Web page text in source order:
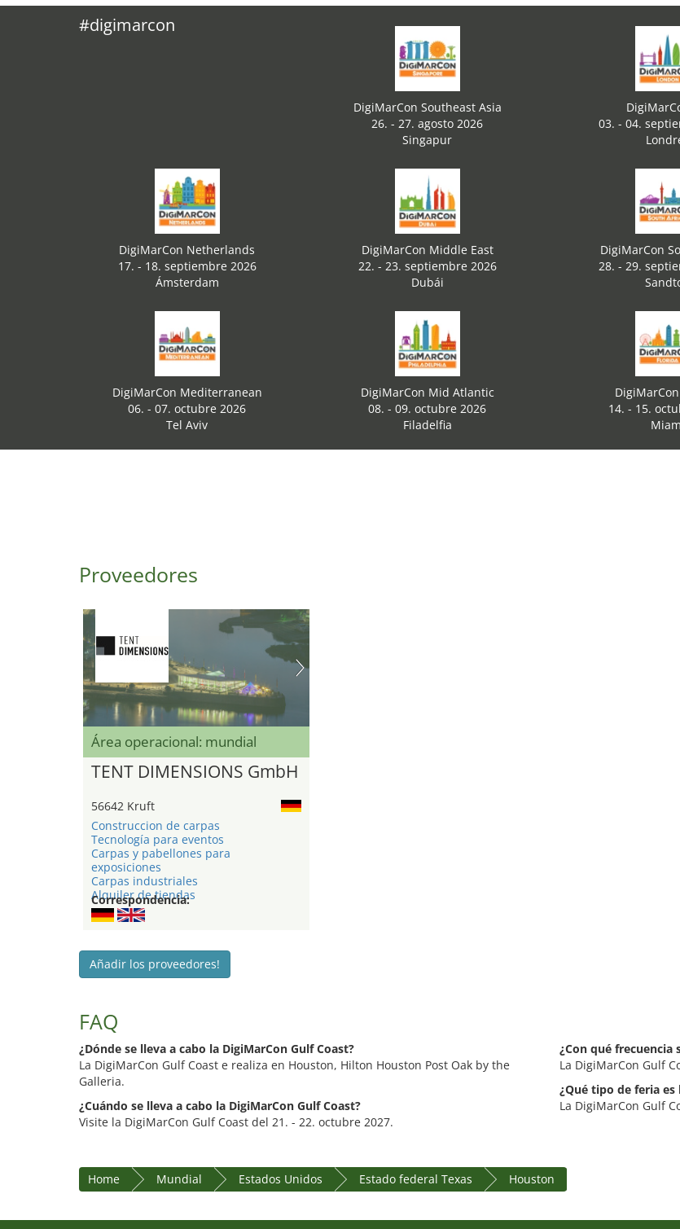
#digimarcon
DigiMarCon Southeast Asia
26. - 27. agosto 2026
Singapur
03. - 04.
DigiMarCon Netherlands
17. - 18. septiembre 2026
Ámsterdam
DigiMarCon Middle East
22. - 23. septiembre 2026
Dubái
DigiMarCon
28. - 29.
DigiMarCon Mediterranean
06. - 07. octubre 2026
Tel Aviv
DigiMarCon Mid Atlantic
08. - 09. octubre 2026
Filadelfia
14. - 15.
Proveedores
Área operacional: mundial
TENT DIMENSIONS GmbH
56642 Kruft
Construccion de carpas
Tecnología para eventos
Carpas y pabellones para
exposiciones
Carpas industriales
Alquiler de tiendas
Correspondencia:
Añadir los proveedores!
FAQ
¿Dónde se lleva a cabo la DigiMarCon Gulf Coast?
La DigiMarCon Gulf Coast e realiza en Houston, Hilton Houston Post Oak by the
Galleria.
¿Cuándo se lleva a cabo la DigiMarCon Gulf Coast?
Visite la DigiMarCon Gulf Coast del 21. - 22. octubre 2027.
¿Con qué frecuencia
La DigiMarCon Gulf
¿Qué tipo de feria es
La DigiMarCon Gulf
Home Mundial Estados Unidos Estado federal Texas Houston